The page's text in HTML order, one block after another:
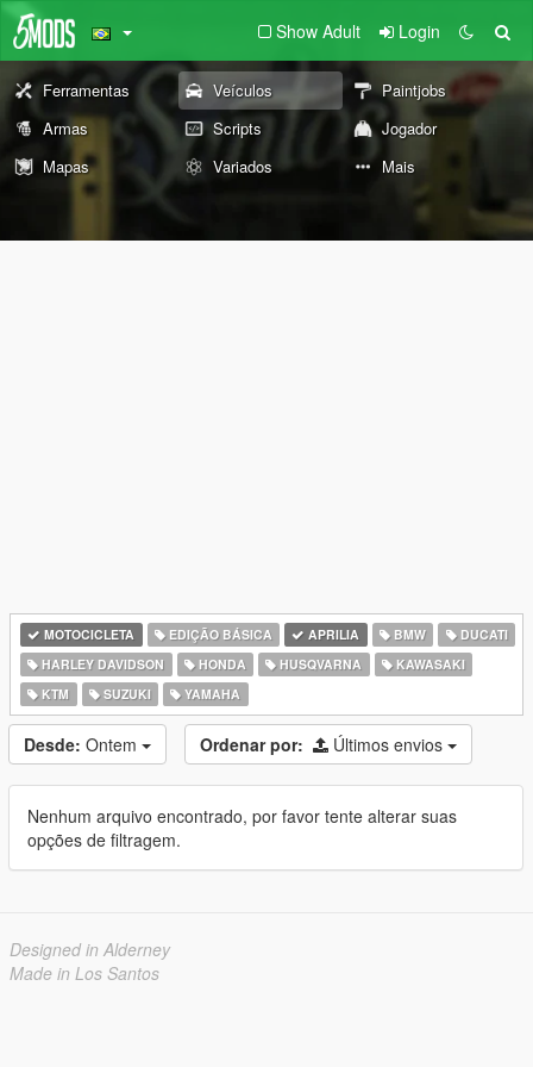
Show Adult Login
Ferramentas Veículos
Paintjobs
Armas
Scripts
Jogador
Mapas
Variados Mais
MOTOCICLETA EDIÇÃO BÁSICA APRILIA BMW
DUCATI
HARLEY DAVIDSON
HONDA HUSQVARNA
KAWASAKI
KTM
SUZUKI YAMAHA
Desde: Ontem Ordenar por: Últimos envios
Nenhum arquivo encontrado, por favor tente alterar suas
opções de filtragem.
Designed in Alderney
Made in Los Santos